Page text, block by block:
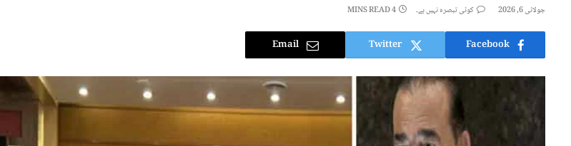
جولائی 6, 2026 کوئی تبصرہ نہیں ہے۔ 4 MINS READ
Facebook
Twitter
Email